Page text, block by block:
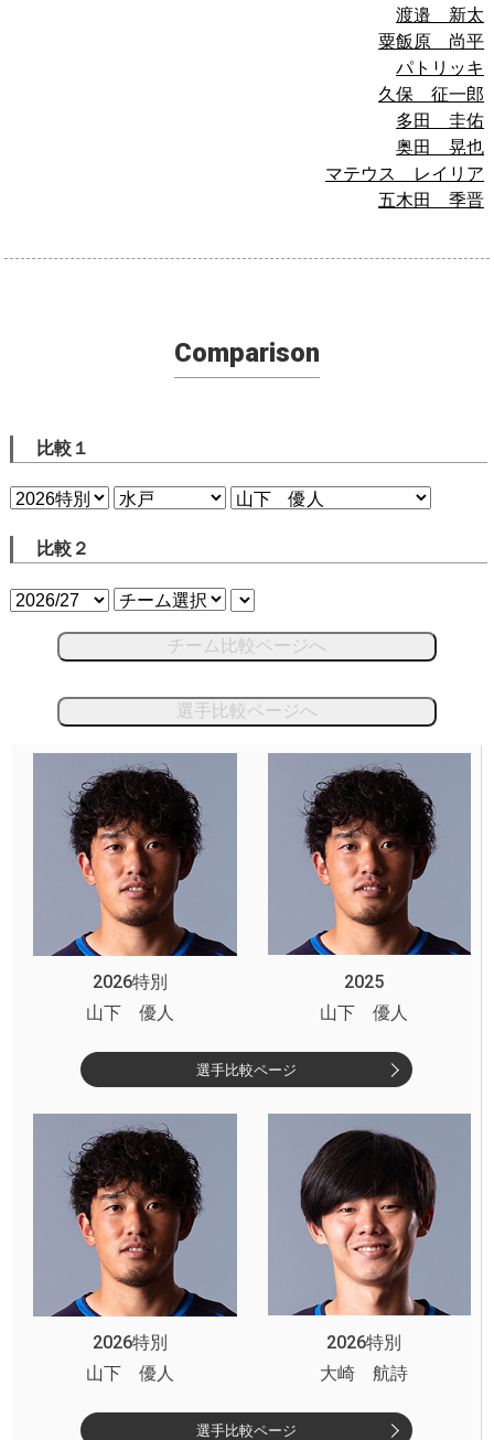
渡邉 新太
粟飯原 尚平
パトリッキ
久保 征一郎
多田 圭佑
奥田 晃也
マテウス レイリア
五木田 季晋
Comparison
比較１
比較２
チーム比較ページへ
選手比較ページへ
2026特別
2025
山下 優人
山下 優人
選手比較ページ
2026特別
2026特別
山下 優人
大崎 航詩
選手比較ページ